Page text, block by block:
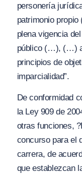
personería
patrimonio propio
plena vigencia
público (…), (…)
principios de
imparcialidad”.
De conformidad
la Ley 909 de
otras funciones,
concurso para el
carrera, de
que establezcan